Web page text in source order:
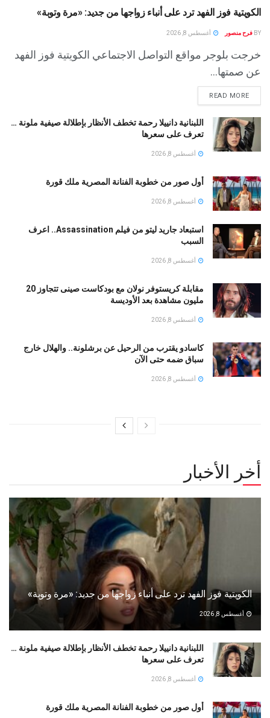
الكويتية فوز الفهد ترد على أنباء زواجها من جديد: «مرة وتوبة» ‏
BY فرح منصور أغسطس 8, 2026
خرجت بلوجر مواقع التواصل الاجتماعي الكويتية فوز الفهد
عن صمتها...
READ MORE
اللبنانية دانييلا رحمة تخطف الأنظار بإطلالة صيفية ملونة …
تعرف على سعرها
أغسطس 8, 2026
أول صور من خطوبة الفنانة المصرية ملك قورة
أغسطس 8, 2026
استبعاد جاريد ليتو من فيلم Assassination.. اعرف
السبب
أغسطس 8, 2026
مقابلة كريستوفر نولان مع بودكاست صينى تتجاوز 20
مليون مشاهدة بعد الأوديسة
أغسطس 8, 2026
كاسادو يقترب من الرحيل عن برشلونة.. والهلال خارج
سباق ضمه حتى الآن
أغسطس 8, 2026
أخر الأخبار
الكويتية فوز الفهد ترد على أنباء زواجها من جديد: «مرة وتوبة» ‏
أغسطس 8, 2026
اللبنانية دانييلا رحمة تخطف الأنظار بإطلالة صيفية ملونة …
تعرف على سعرها
أغسطس 8, 2026
أول صور من خطوبة الفنانة المصرية ملك قورة